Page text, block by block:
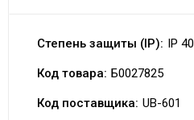
Степень защиты (IP): IP 40
Код товара: Б0027825
Код поставщика: UB-601